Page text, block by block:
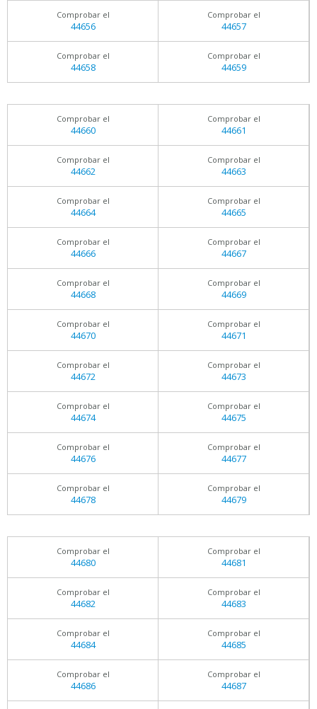
Comprobar el
44656
Comprobar el
44657
Comprobar el
44658
Comprobar el
44659
Comprobar el
44660
Comprobar el
44661
Comprobar el
44662
Comprobar el
44663
Comprobar el
44664
Comprobar el
44665
Comprobar el
44666
Comprobar el
44667
Comprobar el
44668
Comprobar el
44669
Comprobar el
44670
Comprobar el
44671
Comprobar el
44672
Comprobar el
44673
Comprobar el
44674
Comprobar el
44675
Comprobar el
44676
Comprobar el
44677
Comprobar el
44678
Comprobar el
44679
Comprobar el
44680
Comprobar el
44681
Comprobar el
44682
Comprobar el
44683
Comprobar el
44684
Comprobar el
44685
Comprobar el
44686
Comprobar el
44687